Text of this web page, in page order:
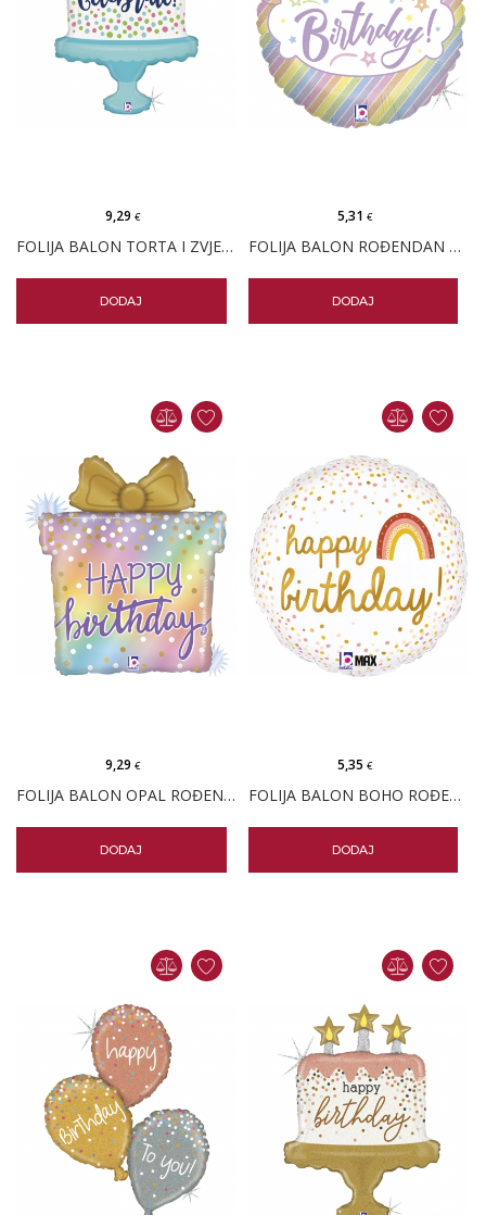
FOLIJA BALON TORTA I ZVJEZDICE
9,29€
DODAJ
FOLIJA BALON ROĐENDAN PASTEL
5,31 €
DODAJ
FOLIJA BALON OPAL ROĐENDANSKI POKLON
9,29€
DODAJ
FOLIJA BALON BOHO ROĐENDAN
5,35 €
DODAJ